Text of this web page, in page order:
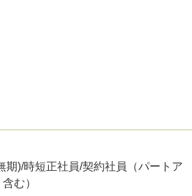
期)/時短正社員/契約社員（パートア
む）